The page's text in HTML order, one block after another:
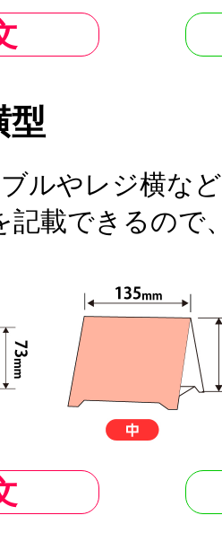
型
ルやレジ横な
記載できるの